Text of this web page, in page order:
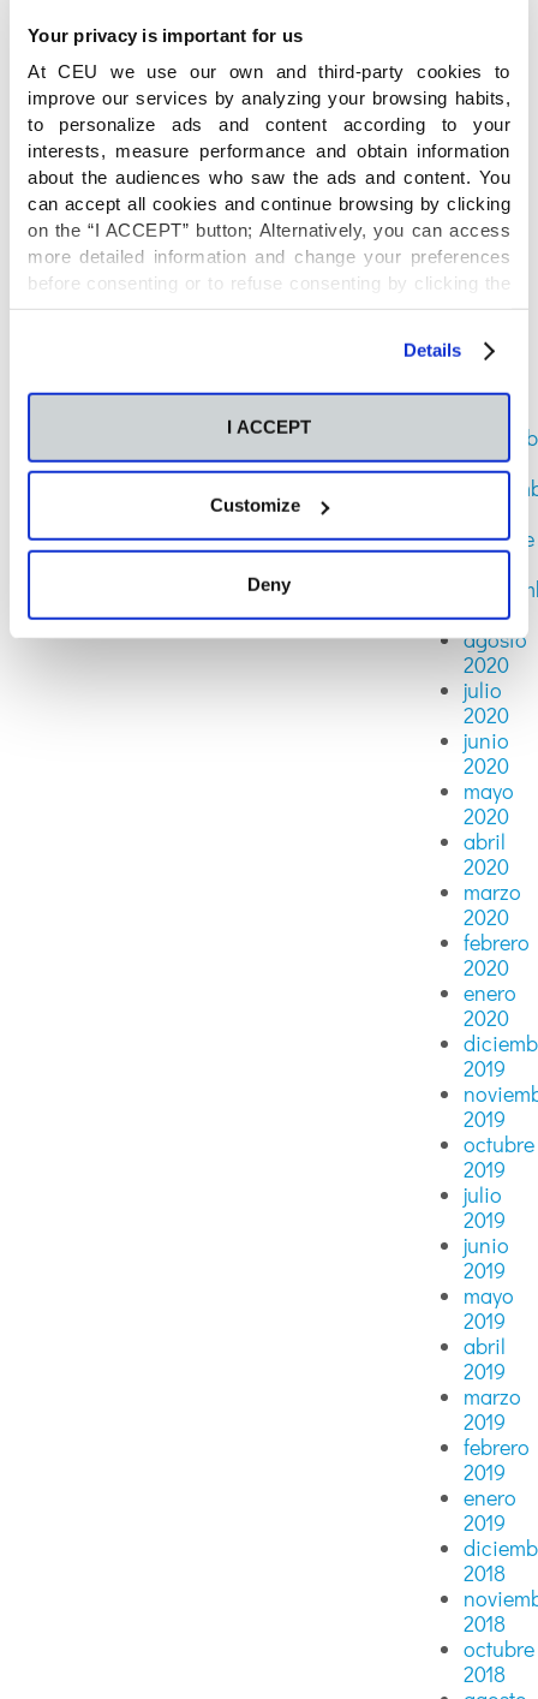
Your privacy is important for us
At CEU we use our own and third-party cookies to
improve our services by analyzing your browsing habits,
to personalize ads and content according to your
interests, measure performance and obtain information
about the audiences who saw the ads and content. You
can accept all cookies and continue browsing by clicking
on the “I ACCEPT” button; Alternatively, you can access
more detailed information and change your preferences
before consenting or to refuse consenting by clicking the
"Personalize" button. For more information you can visit
Details
I ACCEPT
Customize
Deny
2021
julio
2021
junio
2021
mayo
2021
abril
2021
marzo
2021
febrero
2021
enero
2020
octubre
2020
2020
agosto
2020
julio
2020
junio
2020
mayo
2020
abril
2020
marzo
2020
febrero
2020
enero
2020
2019
2019
octubre
2019
julio
2019
junio
2019
mayo
2019
abril
2019
marzo
2019
febrero
2019
enero
2019
2018
2018
octubre
2018